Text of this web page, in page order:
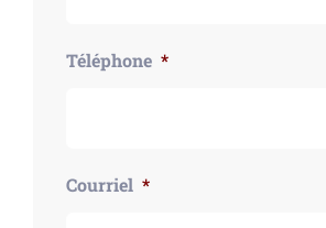
Téléphone *
Courriel *